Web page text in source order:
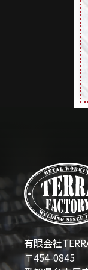
有限会社
〒454-0845